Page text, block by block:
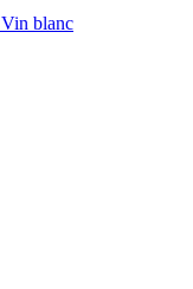
Vin blanc